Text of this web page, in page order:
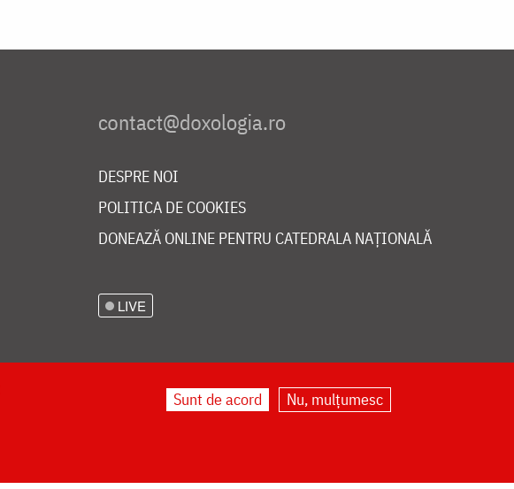
DESPRE NOI
POLITICA DE COOKIES
DONEAZĂ ONLINE PENTRU CATEDRALA NAȚIONALĂ
LIVE
Sunt de acord Nu, mulțumesc